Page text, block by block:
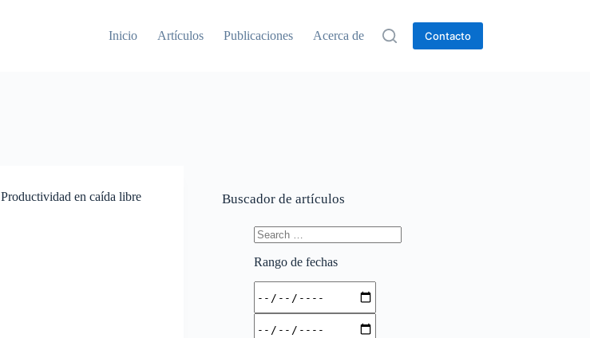
Inicio Artículos Publicaciones Acerca de Contacto
Productividad en caída libre Buscador de artículos
Rango de fechas